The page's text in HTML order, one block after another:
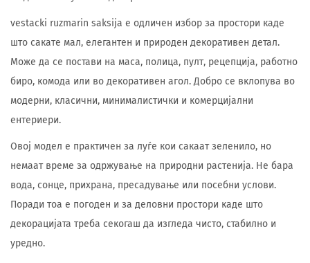
vestacki ruzmarin saksija е одличен избор за простори каде
што сакате мал, елегантен и природен декоративен детал.
Може да се постави на маса, полица, пулт, рецепција, работно
биро, комода или во декоративен агол. Добро се вклопува во
модерни, класични, минималистички и комерцијални
ентериери.
Овој модел е практичен за луѓе кои сакаат зеленило, но
немаат време за одржување на природни растенија. Не бара
вода, сонце, прихрана, пресадување или посебни услови.
Поради тоа е погоден и за деловни простори каде што
декорацијата треба секогаш да изгледа чисто, стабилно и
уредно.